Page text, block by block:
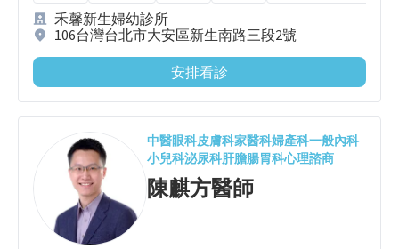
禾馨新生婦幼診所
106台灣台北市大安區新生南路三段2號
安排看診
中醫眼科皮膚科家醫科婦產科一般內科
小兒科泌尿科肝膽腸胃科心理諮商
陳麒方醫師